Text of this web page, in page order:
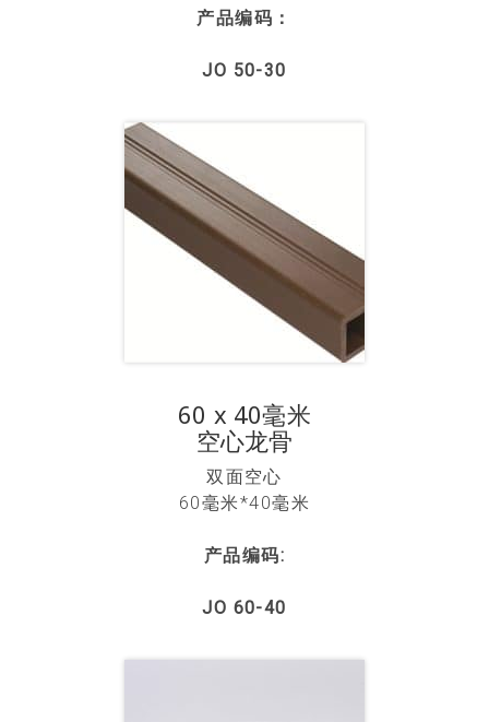
产品编码：
JO 50-30
60 x 40毫米
空心龙骨
双面空心
60毫米*40毫米
产品编码:
JO 60-40